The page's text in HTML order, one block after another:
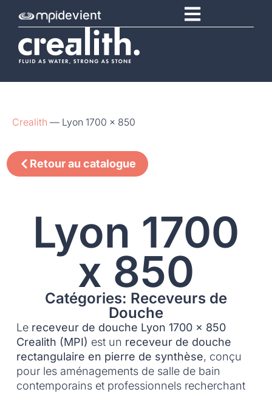
devient
Crealith — Lyon 1700 x 850
Retour au catalogue
Lyon 1700
x 850
Catégories: Receveurs de
Douche
Le receveur de douche Lyon 1700 x 850
Crealith (MPI) est un receveur de douche
rectangulaire en pierre de synthèse, conçu
pour les aménagements de salle de bain
contemporains et professionnels recherchant